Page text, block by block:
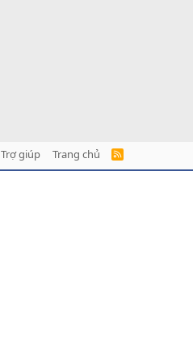
Trợ giúp Trang chủ
R